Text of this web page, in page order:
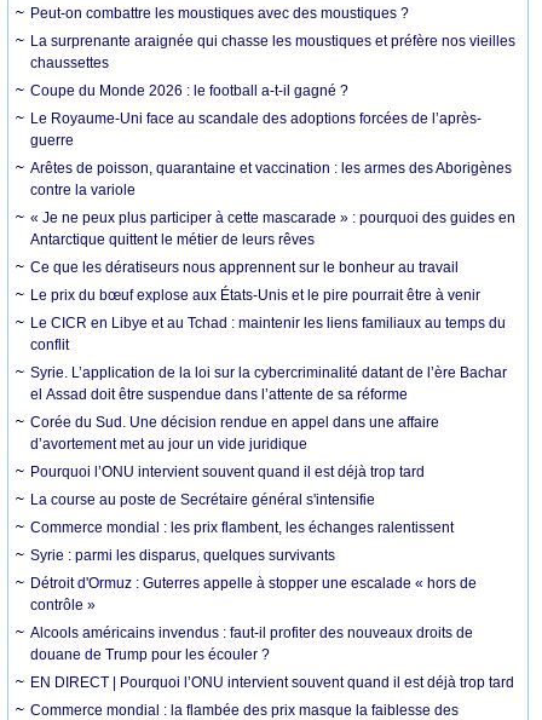
Peut-on combattre les moustiques avec des moustiques ?
La surprenante araignée qui chasse les moustiques et préfère nos vieilles
chaussettes
Coupe du Monde 2026 : le football a-t-il gagné ?
Le Royaume-Uni face au scandale des adoptions forcées de l’après-
guerre
Arêtes de poisson, quarantaine et vaccination : les armes des Aborigènes
contre la variole
« Je ne peux plus participer à cette mascarade » : pourquoi des guides en
Antarctique quittent le métier de leurs rêves
Ce que les dératiseurs nous apprennent sur le bonheur au travail
Le prix du bœuf explose aux États-Unis et le pire pourrait être à venir
Le CICR en Libye et au Tchad : maintenir les liens familiaux au temps du
conflit
Syrie. L’application de la loi sur la cybercriminalité datant de l’ère Bachar
el Assad doit être suspendue dans l’attente de sa réforme
Corée du Sud. Une décision rendue en appel dans une affaire
d’avortement met au jour un vide juridique
Pourquoi l’ONU intervient souvent quand il est déjà trop tard
La course au poste de Secrétaire général s'intensifie
Commerce mondial : les prix flambent, les échanges ralentissent
Syrie : parmi les disparus, quelques survivants
Détroit d'Ormuz : Guterres appelle à stopper une escalade « hors de
contrôle »
Alcools américains invendus : faut-il profiter des nouveaux droits de
douane de Trump pour les écouler ?
EN DIRECT | Pourquoi l’ONU intervient souvent quand il est déjà trop tard
Commerce mondial : la flambée des prix masque la faiblesse des